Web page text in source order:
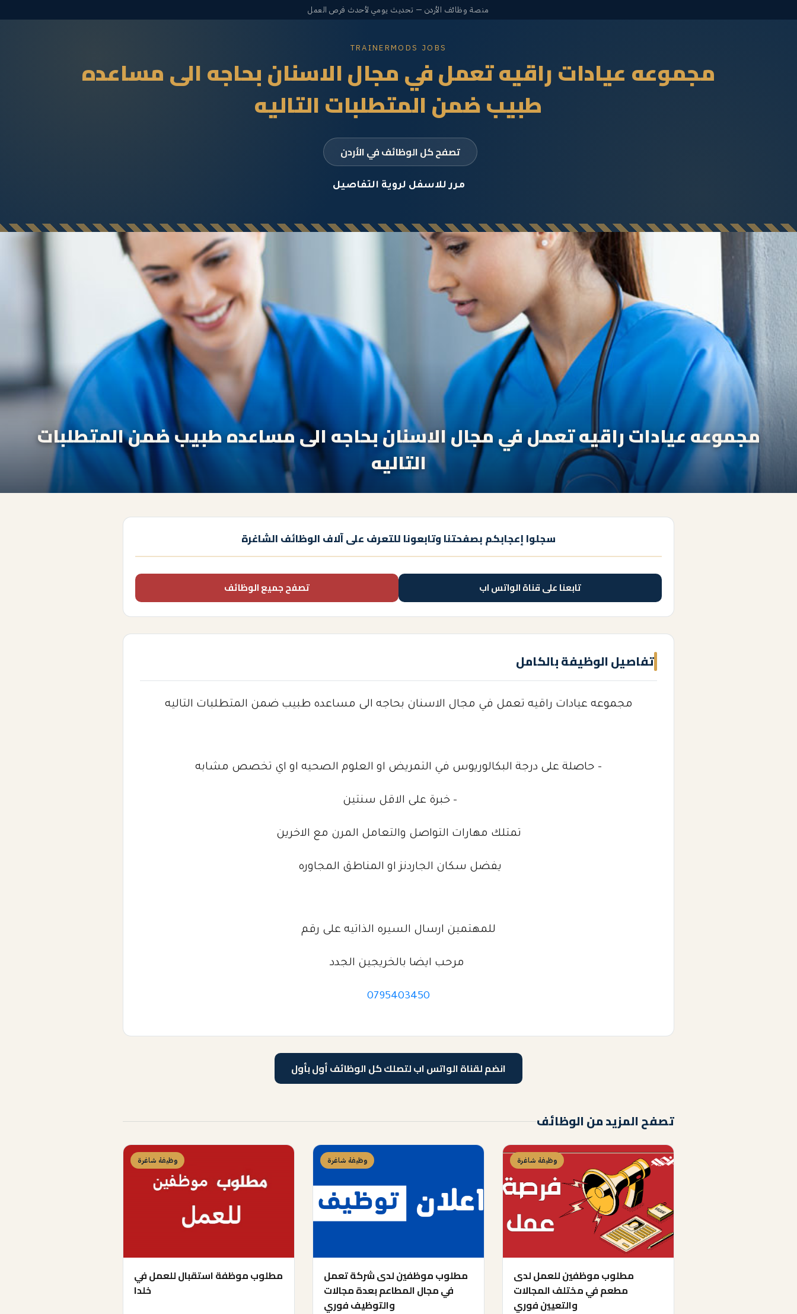
منصة وظائف الأردن — تحديث يومي لأحدث فرص العمل
TRAINERMODS JOBS
مجموعه عيادات راقيه تعمل في مجال الاسنان بحاجه الى مساعده
طبيب ضمن المتطلبات التاليه
تصفح كل الوظائف في الأردن
مرر للاسفل لروية التفاصيل
مجموعه عيادات راقيه تعمل في مجال الاسنان بحاجه الى مساعده طبيب ضمن المتطلبات
التاليه
سجلوا إعجابكم بصفحتنا وتابعونا للتعرف على آلاف الوظائف الشاغرة
تابعنا على قناة الواتس اب تصفح جميع الوظائف
تفاصيل الوظيفة بالكامل
مجموعه عيادات راقيه تعمل في مجال الاسنان بحاجه الى مساعده طبيب ضمن المتطلبات التاليه
- حاصلة على درجة البكالوريوس في التمريض او العلوم الصحيه او اي تخصص مشابه
- خبرة على الاقل سنتين
تمتلك مهارات التواصل والتعامل المرن مع الاخرين
يفضل سكان الجاردنز او المناطق المجاوره
للمهتمين ارسال السيره الذاتيه على رقم‭
مرحب ايضا بالخريجين الجدد‬
0795403450
انضم لقناة الواتس اب لتصلك كل الوظائف أول بأول
تصفح المزيد من الوظائف
وظيفة شاغرة
مطلوب موظفين للعمل لدى
مطعم في مختلف المجالات
والتعيين فوري
وظيفة شاغرة
مطلوب موظفين لدى شركة تعمل
في مجال المطاعم بعدة مجالات
والتوظيف فوري
وظيفة شاغرة
مطلوب موظفة استقبال للعمل في
خلدا